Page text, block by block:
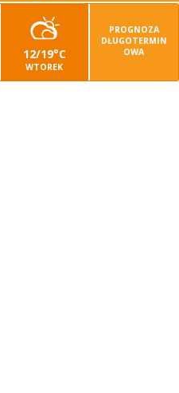
12/19°C
WTOREK
PROGNOZA
DŁUGOTERMIN
OWA